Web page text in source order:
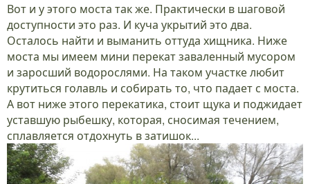
Вот и у этого моста так же. Практически в шаговой
доступности это раз. И куча укрытий это два.
Осталось найти и выманить оттуда хищника. Ниже
моста мы имеем мини перекат заваленный мусором
и заросший водорослями. На таком участке любит
крутиться голавль и собирать то, что падает с моста.
А вот ниже этого перекатика, стоит щука и поджидает
уставшую рыбешку, которая, сносимая течением,
сплавляется отдохнуть в затишок...